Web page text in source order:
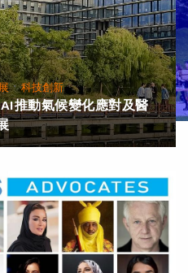
·科技創新
推動氣候變化應對及醫